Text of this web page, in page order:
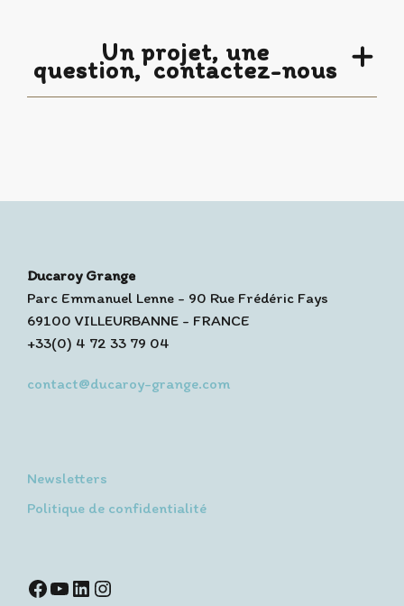
Un projet, une
question, contactez-nous
Ducaroy Grange
Parc Emmanuel Lenne - 90 Rue Frédéric Fays
69100 VILLEURBANNE - FRANCE
+33(0) 4 72 33 79 04
contact@ducaroy-grange.com
Newsletters
Politique de confidentialité
Facebook YouTube LinkedIn Instagram